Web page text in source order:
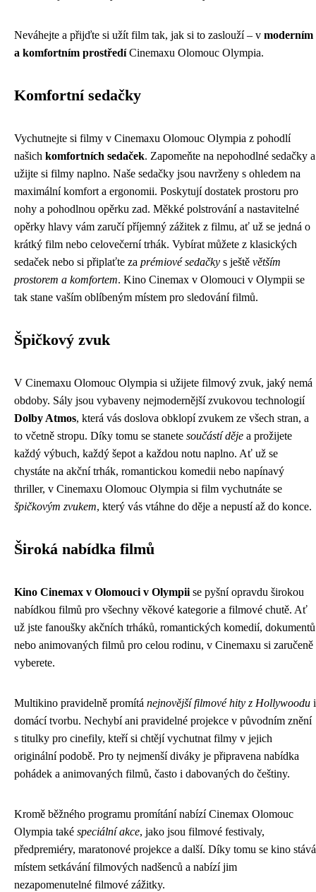
Neváhejte a přijďte si užít film tak, jak si to zaslouží – v moderním
a komfortním prostředíCinemaxu Olomouc Olympia.
Komfortní sedačky
Vychutnejte si filmy v Cinemaxu Olomouc Olympia z pohodlí
našich komfortních sedaček. Zapomeňte na nepohodlné sedačky a
užijte si filmy naplno. Naše sedačky jsou navrženy s ohledem na
maximální komfort a ergonomii. Poskytují dostatek prostoru pro
nohy a pohodlnou opěrku zad. Měkké polstrování a nastavitelné
opěrky hlavy vám zaručí příjemný zážitek z filmu, ať už se jedná o
krátký film nebo celovečerní trhák. Vybírat můžete z klasických
sedaček nebo si připlaťte za prémiové sedačky s ještě větším
prostorem a komfortem. Kino Cinemax v Olomouci v Olympii se
tak stane vaším oblíbeným místem pro sledování filmů.
Špičkový zvuk
V Cinemaxu Olomouc Olympia si užijete filmový zvuk, jaký nemá
obdoby. Sály jsou vybaveny nejmodernější zvukovou technologií
Dolby Atmos, která vás doslova obklopí zvukem ze všech stran, a
to včetně stropu. Díky tomu se stanete součástí děje a prožijete
každý výbuch, každý šepot a každou notu naplno. Ať už se
chystáte na akční trhák, romantickou komedii nebo napínavý
thriller, v Cinemaxu Olomouc Olympia si film vychutnáte se
špičkovým zvukem, který vás vtáhne do děje a nepustí až do konce.
Široká nabídka filmů
Kino Cinemax v Olomouci v Olympii se pyšní opravdu širokou
nabídkou filmů pro všechny věkové kategorie a filmové chutě. Ať
už jste fanoušky akčních trháků, romantických komedií, dokumentů
nebo animovaných filmů pro celou rodinu, v Cinemaxu si zaručeně
vyberete.
Multikino pravidelně promítá nejnovější filmové hity z Hollywoodu i
domácí tvorbu. Nechybí ani pravidelné projekce v původním znění
s titulky pro cinefily, kteří si chtějí vychutnat filmy v jejich
originální podobě. Pro ty nejmenší diváky je připravena nabídka
pohádek a animovaných filmů, často i dabovaných do češtiny.
Kromě běžného programu promítání nabízí Cinemax Olomouc
Olympia také speciální akce, jako jsou filmové festivaly,
předpremiéry, maratonové projekce a další. Díky tomu se kino stává
místem setkávání filmových nadšenců a nabízí jim
nezapomenutelné filmové zážitky.